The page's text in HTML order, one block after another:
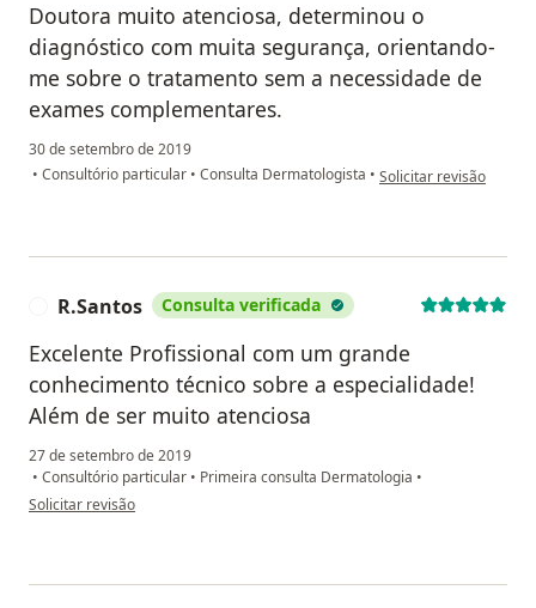
Doutora muito atenciosa, determinou o
diagnóstico com muita segurança, orientando-
me sobre o tratamento sem a necessidade de
exames complementares.
30 de setembro de 2019
• Consultório particular • Consulta Dermatologista • na opinião do
Solicitar revisão
R.Santos Consulta verificada
Excelente Profissional com um grande
conhecimento técnico sobre a especialidade!
Além de ser muito atenciosa
27 de setembro de 2019
• Consultório particular • Primeira consulta Dermatologia •
na opinião do utilizador R.Santos
Solicitar revisão